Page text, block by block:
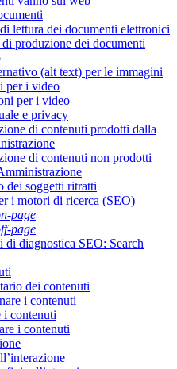
lettura dei documenti elettronici
produzione dei documenti
(alt text) per le immagini
per i video
per i video
e privacy
di contenuti prodotti dalla
di contenuti non prodotti
dei soggetti ritratti
i motori di ricerca (SEO)
page
page
di diagnostica SEO: Search
dei contenuti
i contenuti
i contenuti
i contenuti